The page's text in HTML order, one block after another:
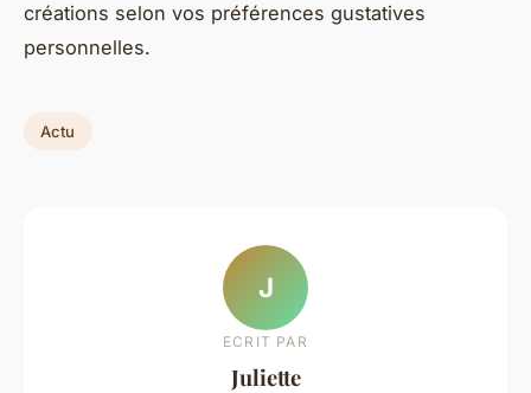
créations selon vos préférences gustatives
personnelles.
Actu
J
ECRIT PAR
Juliette